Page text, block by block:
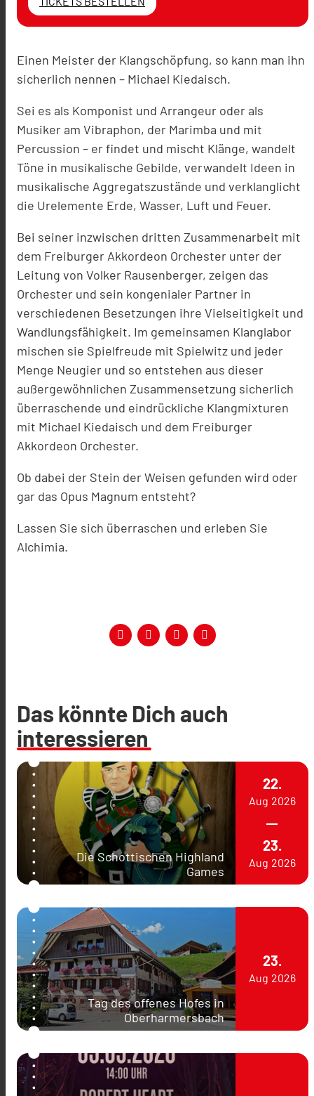
Einen Meister der Klangschöpfung, so kann man ihn
sicherlich nennen – Michael Kiedaisch.
Sei es als Komponist und Arrangeur oder als
Musiker am Vibraphon, der Marimba und mit
Percussion – er findet und mischt Klänge, wandelt
Töne in musikalische Gebilde, verwandelt Ideen in
musikalische Aggregatszustände und verklanglicht
die Urelemente Erde, Wasser, Luft und Feuer.
Bei seiner inzwischen dritten Zusammenarbeit mit
dem Freiburger Akkordeon Orchester unter der
Leitung von Volker Rausenberger, zeigen das
Orchester und sein kongenialer Partner in
verschiedenen Besetzungen ihre Vielseitigkeit und
Wandlungsfähigkeit. Im gemeinsamen Klanglabor
mischen sie Spielfreude mit Spielwitz und jeder
Menge Neugier und so entstehen aus dieser
außergewöhnlichen Zusammensetzung sicherlich
überraschende und eindrückliche Klangmixturen
mit Michael Kiedaisch und dem Freiburger
Akkordeon Orchester.
Ob dabei der Stein der Weisen gefunden wird oder
gar das Opus Magnum entsteht?
Lassen Sie sich überraschen und erleben Sie
Alchimia.
Das könnte Dich auch
interessieren
Die Schottischen Highland
Games
22.
Aug 2026
23.
Aug 2026
Tag des offenes Hofes in
Oberharmersbach
23.
Aug 2026